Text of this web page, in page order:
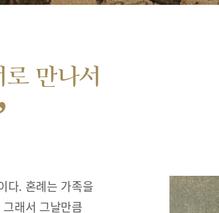
만나서
다. 혼례는 가족을
래서 그날만큼